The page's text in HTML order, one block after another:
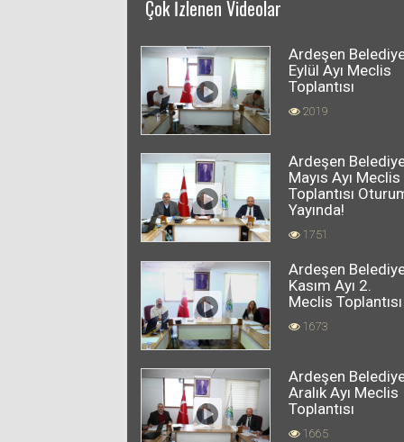
Çok İzlenen Videolar
Ardeşen
Eylül Ayı Meclis
Toplantısı
2019
Ardeşen
Mayıs Ayı Meclis
Toplantısı
Yayında!
1751
Ardeşen
Kasım Ayı 2.
Meclis Toplantısı
1673
Ardeşen
Aralık Ayı Meclis
Toplantısı
1665